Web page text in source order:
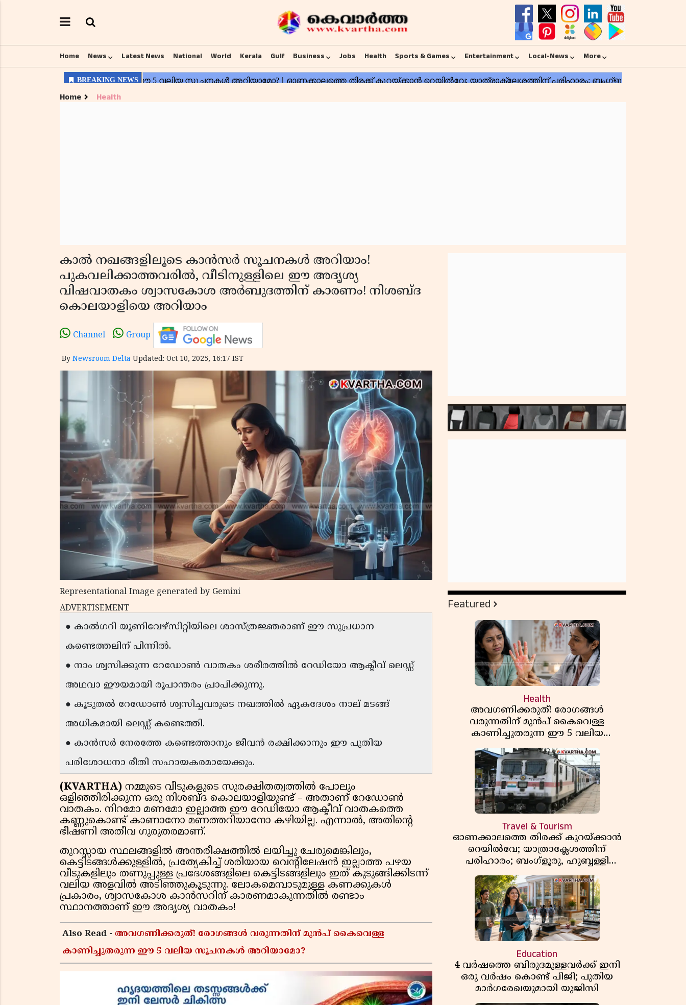
Home News Latest News National World Kerala Gulf Business Jobs Health Sports & Games Entertainment Local-News More
Home Health
കാൽ നഖങ്ങളിലൂടെ കാൻസർ സൂചനകൾ അറിയാം!
പുകവലിക്കാത്തവരിൽ, വീടിനുള്ളിലെ ഈ അദൃശ്യ
വിഷവാതകം ശ്വാസകോശ അർബുദത്തിന് കാരണം! നിശബ്ദ
കൊലയാളിയെ അറിയാം
Channel Group
By Newsroom Delta Updated: Oct 10, 2025, 16:17 IST
Representational Image generated by Gemini
ADVERTISEMENT
● കാൽഗറി യൂണിവേഴ്സിറ്റിയിലെ ശാസ്ത്രജ്ഞരാണ് ഈ സുപ്രധാന
കണ്ടെത്തലിന് പിന്നിൽ.
● നാം ശ്വസിക്കുന്ന റേഡോൺ വാതകം ശരീരത്തിൽ റേഡിയോ ആക്ടീവ് ലെഡ്ഡ്
അഥവാ ഈയമായി രൂപാന്തരം പ്രാപിക്കുന്നു.
● കൂടുതൽ റേഡോൺ ശ്വസിച്ചവരുടെ നഖത്തിൽ ഏകദേശം നാല് മടങ്ങ്
അധികമായി ലെഡ്ഡ് കണ്ടെത്തി.
● കാൻസർ നേരത്തേ കണ്ടെത്താനും ജീവൻ രക്ഷിക്കാനും ഈ പുതിയ
പരിശോധനാ രീതി സഹായകരമായേക്കും.
(KVARTHA) നമ്മുടെ വീടുകളുടെ സുരക്ഷിതത്വത്തിൽ പോലും
ഒളിഞ്ഞിരിക്കുന്ന ഒരു നിശബ്ദ കൊലയാളിയുണ്ട് – അതാണ് റേഡോൺ
വാതകം. നിറമോ മണമോ ഇല്ലാത്ത ഈ റേഡിയോ ആക്ടീവ് വാതകത്തെ
കണ്ണുകൊണ്ട് കാണാനോ മണത്തറിയാനോ കഴിയില്ല. എന്നാൽ, അതിന്റെ
ഭീഷണി അതീവ ഗുരുതരമാണ്.
തുറസ്സായ സ്ഥലങ്ങളിൽ അന്തരീക്ഷത്തിൽ ലയിച്ചു ചേരുമെങ്കിലും,
കെട്ടിടങ്ങൾക്കുള്ളിൽ, പ്രത്യേകിച്ച് ശരിയായ വെന്റിലേഷൻ ഇല്ലാത്ത പഴയ
വീടുകളിലും തണുപ്പുള്ള പ്രദേശങ്ങളിലെ കെട്ടിടങ്ങളിലും ഇത് കുടുങ്ങിക്കിടന്ന്
വലിയ അളവിൽ അടിഞ്ഞുകൂടുന്നു. ലോകമെമ്പാടുമുള്ള കണക്കുകൾ
പ്രകാരം, ശ്വാസകോശ കാൻസറിന് കാരണമാകുന്നതിൽ രണ്ടാം
സ്ഥാനത്താണ് ഈ അദൃശ്യ വാതകം!
Also Read - അവഗണിക്കരുത്! രോഗങ്ങൾ വരുന്നതിന് മുൻപ് കൈവെള്ള
കാണിച്ചുതരുന്ന ഈ 5 വലിയ സൂചനകൾ അറിയാമോ?
Featured
Health
അവഗണിക്കരുത്! രോഗങ്ങൾ
വരുന്നതിന് മുൻപ് കൈവെള്ള
കാണിച്ചുതരുന്ന ഈ 5 വലിയ
സൂചനകൾ അറിയാമോ?
Travel & Tourism
ഓണക്കാലത്തെ തിരക്ക് കുറയ്ക്കാൻ
റെയിൽവേ; യാത്രാക്ലേശത്തിന്
പരിഹാരം; ബംഗ്ളൂരു, ഹുബ്ബള്ളി
എന്നിവിടങ്ങളിൽ നിന്നുള്ള എട്ട്
സ്പെഷ്യൽ ട്രെയിനുകൾ നീട്ടി
Education
4 വർഷത്തെ ബിരുദമുള്ളവർക്ക് ഇനി
ഒരു വർഷം കൊണ്ട് പിജി; പുതിയ
മാർഗരേഖയുമായി യുജിസി